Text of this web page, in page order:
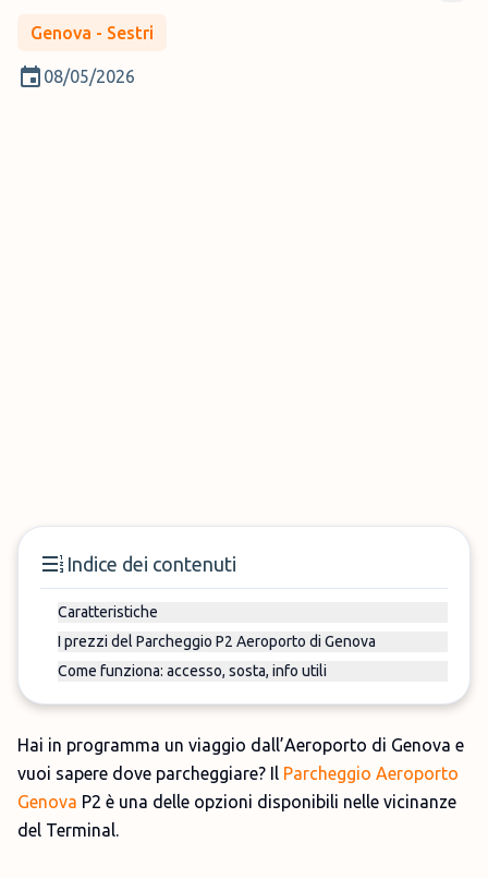
Genova - Sestri
08/05/2026
Indice dei contenuti
Caratteristiche
I prezzi del Parcheggio P2 Aeroporto di Genova
Come funziona: accesso, sosta, info utili
Hai in programma un viaggio dall’Aeroporto di Genova e
vuoi sapere dove parcheggiare? Il Parcheggio Aeroporto
Genova P2 è una delle opzioni disponibili nelle vicinanze
del Terminal.